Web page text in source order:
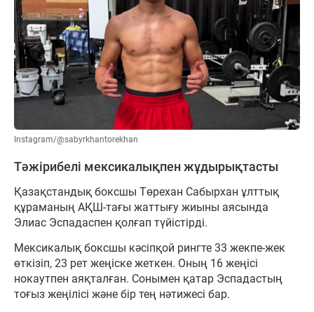
Instagram/@sabyrkhantorekhan
Тәжірибелі мексикалықпен жұдырықтасты
Қазақстандық боксшы Төрехан Сабырхан ұлттық
құраманың АҚШ-тағы жаттығу жиыны аясында
Элиас Эспадаспен қолғап түйістірді.
Мексикалық боксшы кәсіпқой рингте 33 жекпе-жек
өткізіп, 23 рет жеңіске жеткен. Оның 16 жеңісі
нокаутпен аяқталған. Сонымен қатар Эспадастың
тоғыз жеңілісі және бір тең нәтижесі бар.